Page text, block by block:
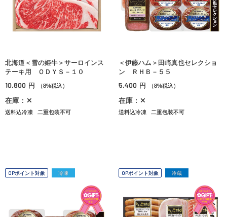
北海道＜雪の姫牛＞サーロインス
テーキ用 ＯＤＹＳ－１０
10,800 円 （8%税込）
在庫：✕
送料込冷凍 二重包装不可
＜伊藤ハム＞田崎真也セレクショ
ン ＲＨＢ－５５
5,400 円 （8%税込）
在庫：✕
送料込冷凍 二重包装不可
OPポイント対象 冷凍 OPポイント対象 冷蔵